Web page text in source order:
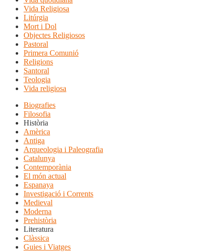
Vida Religiosa
Litúrgia
Mort i Dol
Objectes Religiosos
Pastoral
Primera Comunió
Religions
Santoral
Teologia
Vida religiosa
Biografies
Filosofia
Història
Amèrica
Antiga
Arqueologia i Paleografia
Catalunya
Contemporània
El món actual
Espanaya
Investigació i Corrents
Medieval
Moderna
Prehistòria
Literatura
Clàssica
Guies i Viatges